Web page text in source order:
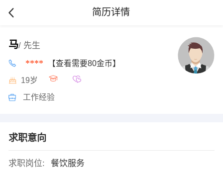
简历详情
马/ 先生
**** 【查看需要80金币】
19岁
工作经验
求职意向
求职岗位:
餐饮服务